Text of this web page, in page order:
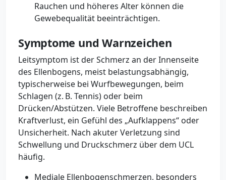
Rauchen und höheres Alter können die
Gewebequalität beeinträchtigen.
Symptome und Warnzeichen
Leitsymptom ist der Schmerz an der Innenseite
des Ellenbogens, meist belastungsabhängig,
typischerweise bei Wurfbewegungen, beim
Schlagen (z. B. Tennis) oder beim
Drücken/Abstützen. Viele Betroffene beschreiben
Kraftverlust, ein Gefühl des „Aufklappens“ oder
Unsicherheit. Nach akuter Verletzung sind
Schwellung und Druckschmerz über dem UCL
häufig.
Mediale Ellenbogenschmerzen, besonders